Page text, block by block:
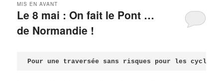
Le 8 mai : On fait le Pont …
de Normandie !
MIS EN AVANT
Pour une traversée sans risques pour les